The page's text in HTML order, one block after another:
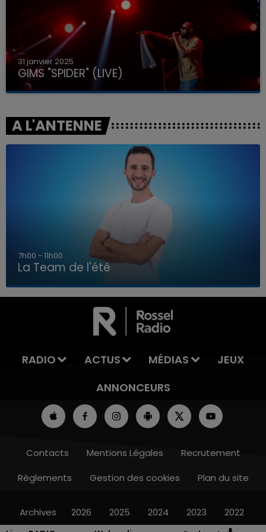
LA TEAM DE L'ÉTÉ
31 janvier 2025
GIMS "SPIDER" (LIVE)
A L'ANTENNE
7h00 - 11h00
La Team de l'été
RADIO ACTUS MÉDIAS
JEUX
ANNONCEURS
Contacts Mentions Légales
Recrutement
Règlements
Gestion des cookies Plan du site
Archives 2026 2025 2024 2023 2022